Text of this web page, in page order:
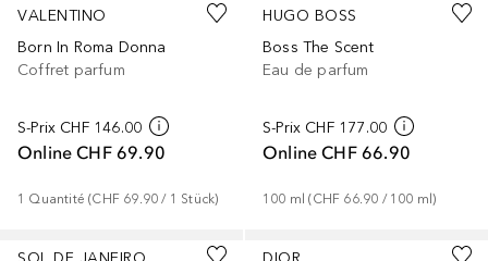
VALENTINO
Born In Roma Donna
Coffret parfum
S-Prix CHF 146.00
Online CHF 69.90
1 Quantité (CHF 69.90 / 1 Stück)
HUGO BOSS
Boss The Scent
Eau de parfum
S-Prix CHF 177.00
Online CHF 66.90
100 ml (CHF 66.90 / 100 ml)